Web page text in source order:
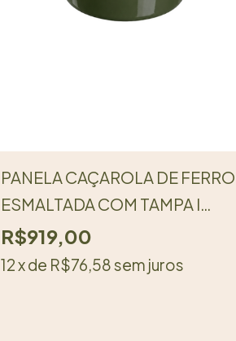
PANELA CAÇAROLA DE FERRO
ESMALTADA COM TAMPA I
PEGADOR DE BAQUELITE I 24
CM I VERDE MUSGO I LINHA
R$919,00
12x de R$76,58sem juros